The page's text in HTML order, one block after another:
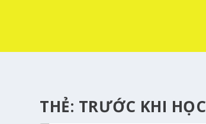
THẺ: TRƯỚC KHI HỌC